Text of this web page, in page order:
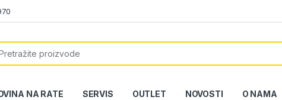
for:
NA RATE SERVIS OUTLET NOVOSTI O NAMA